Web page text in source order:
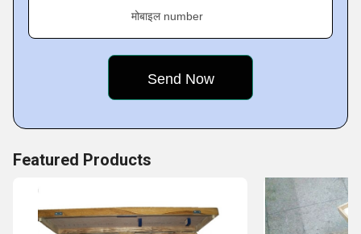
मोबाइल number
Featured Products